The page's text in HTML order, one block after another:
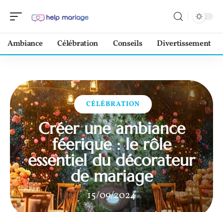
Ambiance Célébration Conseils Divertissement
CÉLÉBRATION
Créer une ambiance
féerique : le rôle
essentiel du décorateur
de mariage
15/09/2024